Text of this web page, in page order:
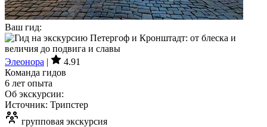
Ваш гид:
Элеонора |
4.91
Команда гидов
6 лет опыта
Об экскурсии:
Источник: Трипстер
групповая экскурсия